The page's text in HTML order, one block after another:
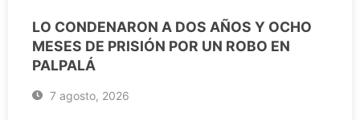
LO CONDENARON A DOS AÑOS Y OCHO
MESES DE PRISIÓN POR UN ROBO EN
PALPALÁ
7 agosto, 2026